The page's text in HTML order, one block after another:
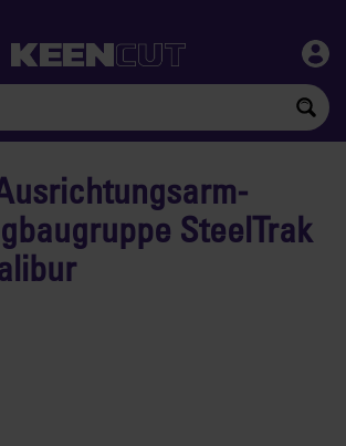
SteelTrak